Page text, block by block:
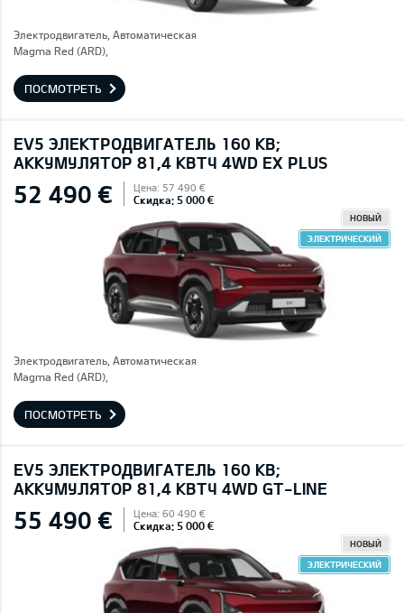
Электродвигатель, Автоматическая
Magma Red (ARD),
ПОСМОТРЕТЬ
EV5 ЭЛЕКТРОДВИГАТЕЛЬ 160 КВ;
AККУМУЛЯТОР 81,4 КВТЧ 4WD EX PLUS
52 490 € Цена: 57 490 €
Скидка: 5 000 €
НОВЫЙ
ЭЛЕКТРИЧЕСКИЙ
Электродвигатель, Автоматическая
Magma Red (ARD),
ПОСМОТРЕТЬ
EV5 ЭЛЕКТРОДВИГАТЕЛЬ 160 КВ;
AККУМУЛЯТОР 81,4 КВТЧ 4WD GT-LINE
55 490 € Цена: 60 490 €
Скидка: 5 000 €
НОВЫЙ
ЭЛЕКТРИЧЕСКИЙ